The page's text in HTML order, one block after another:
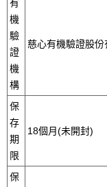
有
機
驗
證
機
構
慈心有機驗證股份
保
存
期
限
18個月(未開封)
保